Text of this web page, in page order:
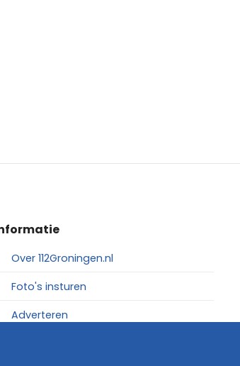
Over 112Groningen.nl
Foto's insturen
Adverteren